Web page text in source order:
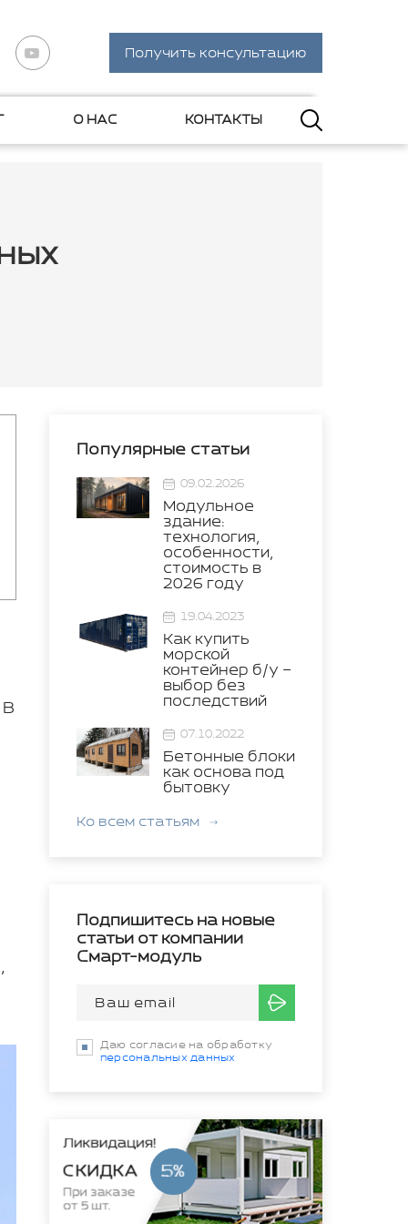
Получить консультацию
О НАС КОНТАКТЫ
В
Популярные статьи
09.02.2026
Модульное
здание:
технология,
особенности,
стоимость в
2026 году
19.04.2023
Как купить
морской
контейнер б/у –
выбор без
последствий
07.10.2022
Бетонные блоки
как основа под
бытовку
Ко всем статьям
Подпишитесь на новые
статьи от компании
Смарт-модуль
Даю согласие на обработку
персональных данных